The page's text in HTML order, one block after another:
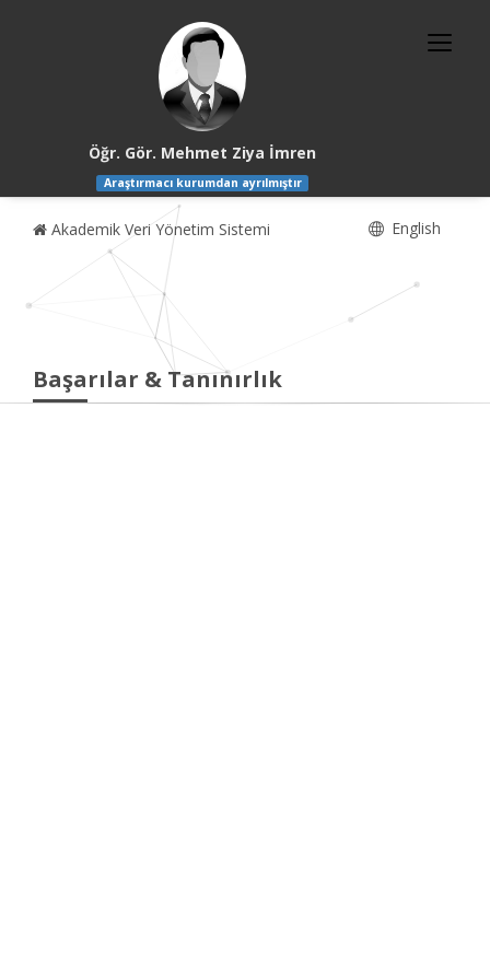
Öğr. Gör. Mehmet Ziya İmren
Araştırmacı kurumdan ayrılmıştır
Akademik Veri Yönetim Sistemi English
Başarılar & Tanınırlık